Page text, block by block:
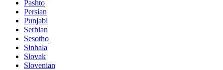
Pashto
Persian
Punjabi
Serbian
Sesotho
Sinhala
Slovak
Slovenian